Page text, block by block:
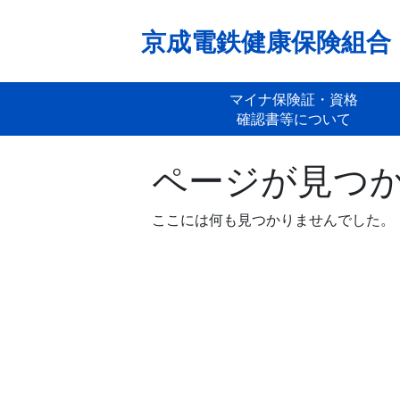
京成電鉄健康保険組合
マイナ保険証・資格
確認書等について
ページが見つ
ここには何も見つかりませんでした。